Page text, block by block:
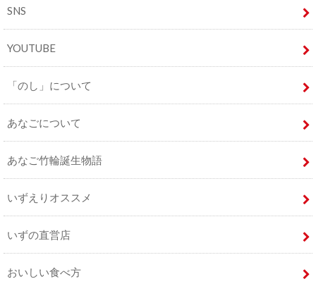
SNS
YOUTUBE
「のし」について
あなごについて
あなご竹輪誕生物語
いずえりオススメ
いずの直営店
おいしい食べ方